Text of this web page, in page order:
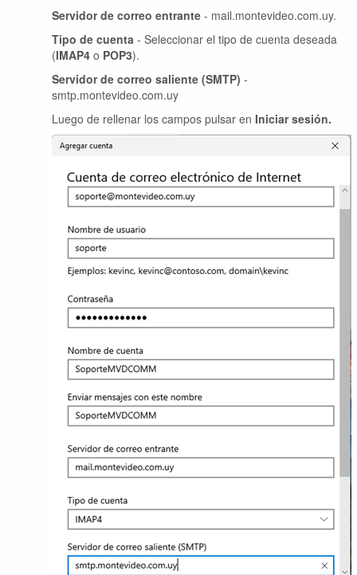
Servidor de correo entrante - mail.montevideo.com.uy.
Tipo de cuenta - Seleccionar el tipo de cuenta deseada
(IMAP4 o POP3).
Servidor de correo saliente (SMTP) -
smtp.montevideo.com.uy
Luego de rellenar los campos pulsar en Iniciar sesión.